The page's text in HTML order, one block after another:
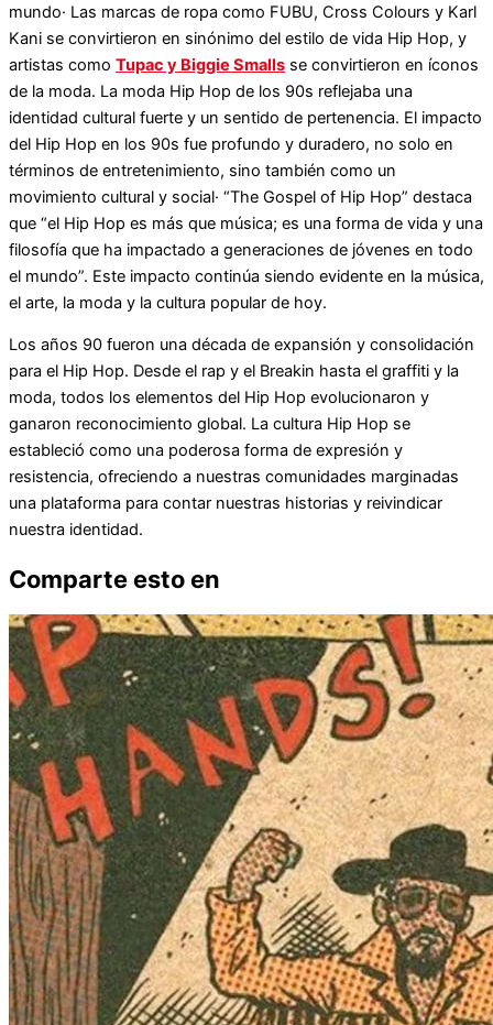
mundo· Las marcas de ropa como FUBU, Cross Colours y Karl
Kani se convirtieron en sinónimo del estilo de vida Hip Hop, y
artistas como Tupac y Biggie Smalls se convirtieron en íconos
de la moda. La moda Hip Hop de los 90s reflejaba una
identidad cultural fuerte y un sentido de pertenencia. El impacto
del Hip Hop en los 90s fue profundo y duradero, no solo en
términos de entretenimiento, sino también como un
movimiento cultural y social· “The Gospel of Hip Hop” destaca
que “el Hip Hop es más que música; es una forma de vida y una
filosofía que ha impactado a generaciones de jóvenes en todo
el mundo”. Este impacto continúa siendo evidente en la música,
el arte, la moda y la cultura popular de hoy.
Los años 90 fueron una década de expansión y consolidación
para el Hip Hop. Desde el rap y el Breakin hasta el graffiti y la
moda, todos los elementos del Hip Hop evolucionaron y
ganaron reconocimiento global. La cultura Hip Hop se
estableció como una poderosa forma de expresión y
resistencia, ofreciendo a nuestras comunidades marginadas
una plataforma para contar nuestras historias y reivindicar
nuestra identidad.
Comparte esto en